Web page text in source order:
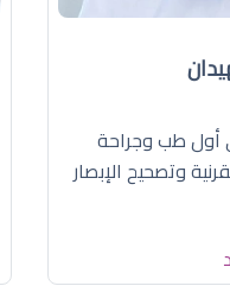
أول طب وجراحة
وتصحيح الإبصار